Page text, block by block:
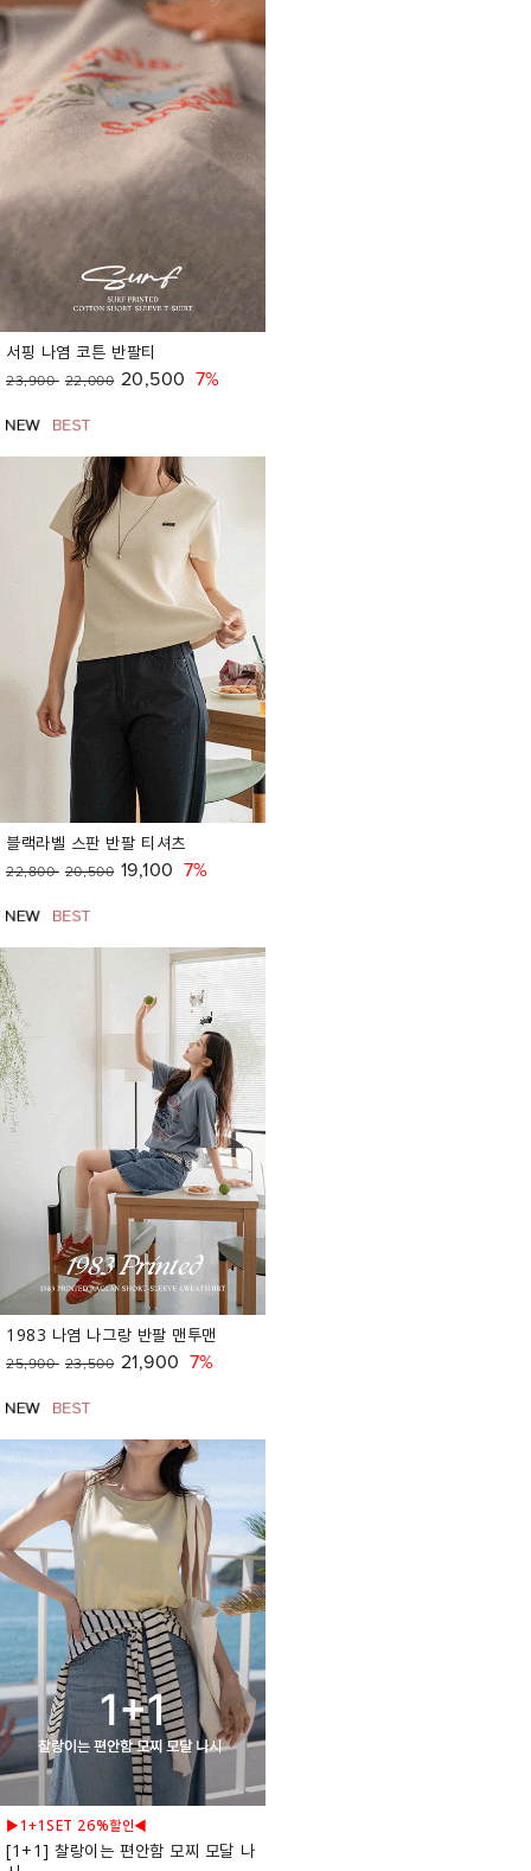
서핑 나염 코튼 반팔티
23,900 22,000 20,500 7%
블랙라벨 스판 반팔 티셔츠
22,800 20,500 19,100 7%
1983 나염 나그랑 반팔 맨투맨
25,900 23,500 21,900 7%
▶1+1SET 26%할인◀
[1+1] 찰랑이는 편안함 모찌 모달 나